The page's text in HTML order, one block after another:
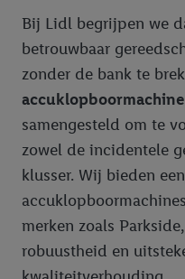
Bij Lidl begrijpen we
betrouwbaar
zonder de bank te
samengesteld om te
zowel de incidentele
klusser. Wij bieden
merken zoals
robuustheid en